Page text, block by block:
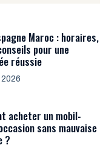
Maroc : horaires,
pour une
réussie
acheter un mobil-
sans mauvaise
?